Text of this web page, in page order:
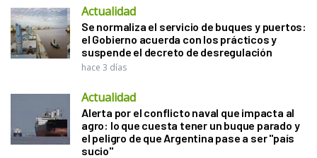
Actualidad
Se normaliza el servicio de buques y puertos:
el Gobierno acuerda con los prácticos y
suspende el decreto de desregulación
hace 3 días
Actualidad
Alerta por el conflicto naval que impacta al
agro: lo que cuesta tener un buque parado y
el peligro de que Argentina pase a ser "país
sucio"